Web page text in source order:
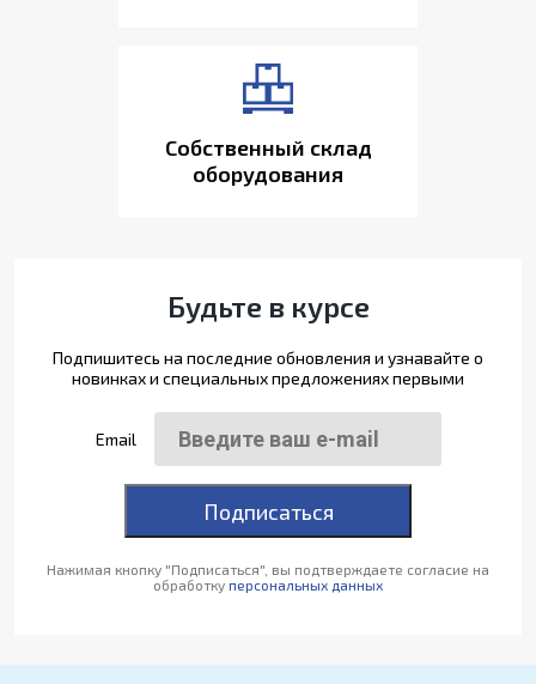
Собственный склад
оборудования
Будьте в курсе
Подпишитесь на последние обновления и узнавайте о
новинках и специальных предложениях первыми
Email
Подписаться
Нажимая кнопку "Подписаться", вы подтверждаете согласие на
обработку персональных данных